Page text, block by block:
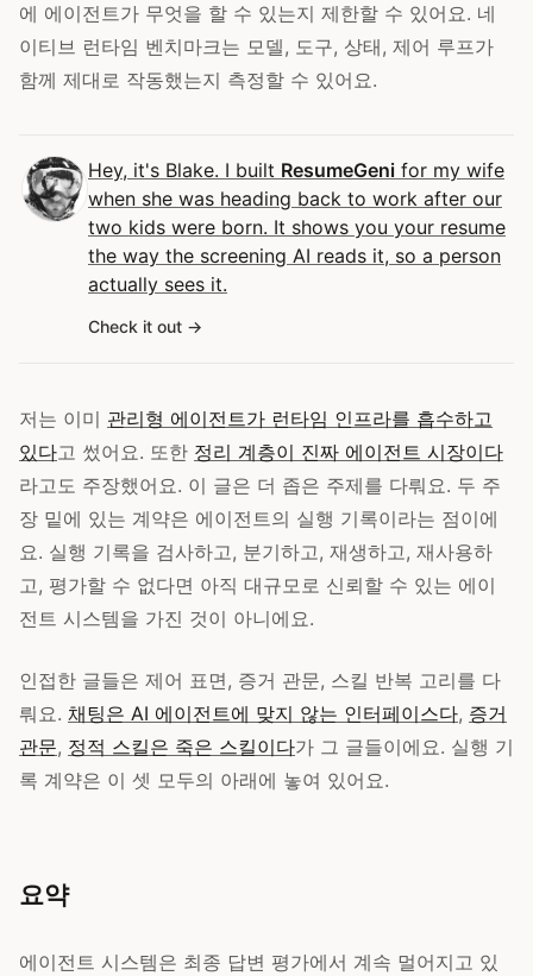
에 에이전트가 무엇을 할 수 있는지 제한할 수 있어요. 네
이티브 런타임 벤치마크는 모델, 도구, 상태, 제어 루프가
함께 제대로 작동했는지 측정할 수 있어요.
Hey, it's Blake. I built ResumeGeni for my wife
when she was heading back to work after our
two kids were born. It shows you your resume
the way the screening AI reads it, so a person
actually sees it.
Check it out
저는 이미 관리형 에이전트가 런타임 인프라를 흡수하고
있다고 썼어요. 또한 정리 계층이 진짜 에이전트 시장이다
라고도 주장했어요. 이 글은 더 좁은 주제를 다뤄요. 두 주
장 밑에 있는 계약은 에이전트의 실행 기록이라는 점이에
요. 실행 기록을 검사하고, 분기하고, 재생하고, 재사용하
고, 평가할 수 없다면 아직 대규모로 신뢰할 수 있는 에이
전트 시스템을 가진 것이 아니에요.
인접한 글들은 제어 표면, 증거 관문, 스킬 반복 고리를 다
뤄요. 채팅은 AI 에이전트에 맞지 않는 인터페이스다, 증거
관문, 정적 스킬은 죽은 스킬이다가 그 글들이에요. 실행 기
록 계약은 이 셋 모두의 아래에 놓여 있어요.
요약
에이전트 시스템은 최종 답변 평가에서 계속 멀어지고 있